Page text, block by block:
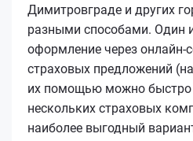
Димитровграде и других
разными способами. Один
оформление через онлайн-
страховых предложений
их помощью можно быстро
нескольких страховых
наиболее выгодный